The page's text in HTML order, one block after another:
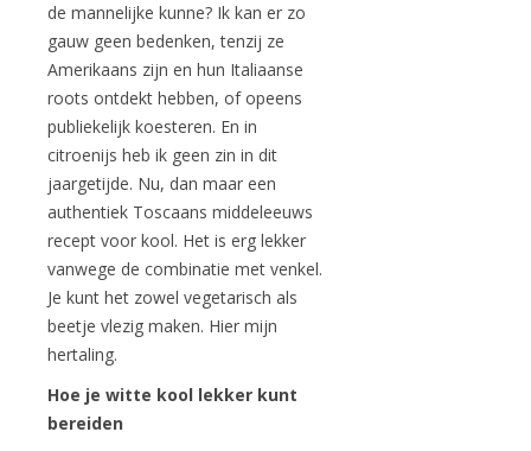
de mannelijke kunne? Ik kan er zo
gauw geen bedenken, tenzij ze
Amerikaans zijn en hun Italiaanse
roots ontdekt hebben, of opeens
publiekelijk koesteren. En in
citroenijs heb ik geen zin in dit
jaargetijde. Nu, dan maar een
authentiek Toscaans middeleeuws
recept voor kool. Het is erg lekker
vanwege de combinatie met venkel.
Je kunt het zowel vegetarisch als
beetje vlezig maken. Hier mijn
hertaling.
Hoe je witte kool lekker kunt
bereiden